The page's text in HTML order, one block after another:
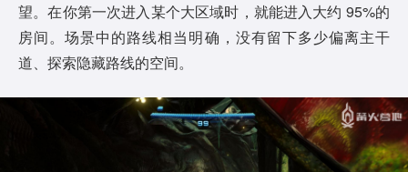
望。在你第一次进入某个大区域时，就能进入大约 95%的
房间。场景中的路线相当明确，没有留下多少偏离主干
道、探索隐藏路线的空间。